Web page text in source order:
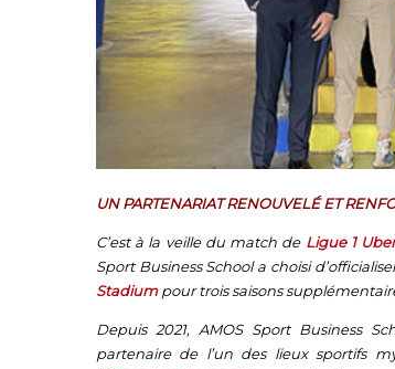
UN PARTENARIAT RENOUVELÉ ET
C’est à la veille du match de Ligue 1
Sport Business School a choisi
Stadiumpour trois saisons
Depuis 2021, AMOS Sport Business
partenaire de l’un des lieux sportifs